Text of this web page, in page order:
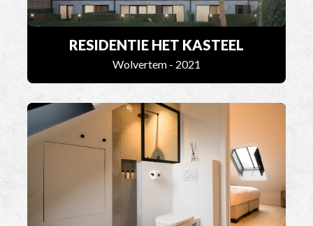
RESIDENTIE HET KASTEEL
Wolvertem - 2021